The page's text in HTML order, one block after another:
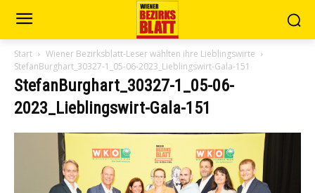
Start
Wiener Bezirksblatt-Leser wählten ihre Lieblingswirte
StefanBurghart_30327-1_05-06-2023_Lieblingswirt-Gala-151
StefanBurghart_30327-1_05-06-
2023_Lieblingswirt-Gala-151